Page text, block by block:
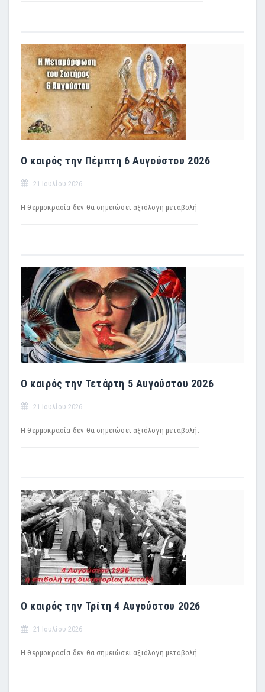
Ο καιρός την Πέμπτη 6 Αυγούστου 2026
21 Ιουλίου 2026
H θερμοκρασία δεν θα σημειώσει αξιόλογη μεταβολή
Ο καιρός την Τετάρτη 5 Αυγούστου 2026
21 Ιουλίου 2026
Η θερμοκρασία δεν θα σημειώσει αξιόλογη μεταβολή.
Ο καιρός την Τρίτη 4 Αυγούστου 2026
21 Ιουλίου 2026
Η θερμοκρασία δεν θα σημειώσει αξιόλογη μεταβολή.